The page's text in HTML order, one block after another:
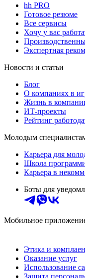
hh PRO
Готовое резюме
Все сервисы
Хочу у вас
Экспертная
Новости и статьи
Блог
О компаниях в
Жизнь в
ИТ-проекты
Рейтинг
Молодым
Карьера для
Школа
Карьера в
Боты для
Мобильное
Этика и
Оказание услуг
Использование
Защита